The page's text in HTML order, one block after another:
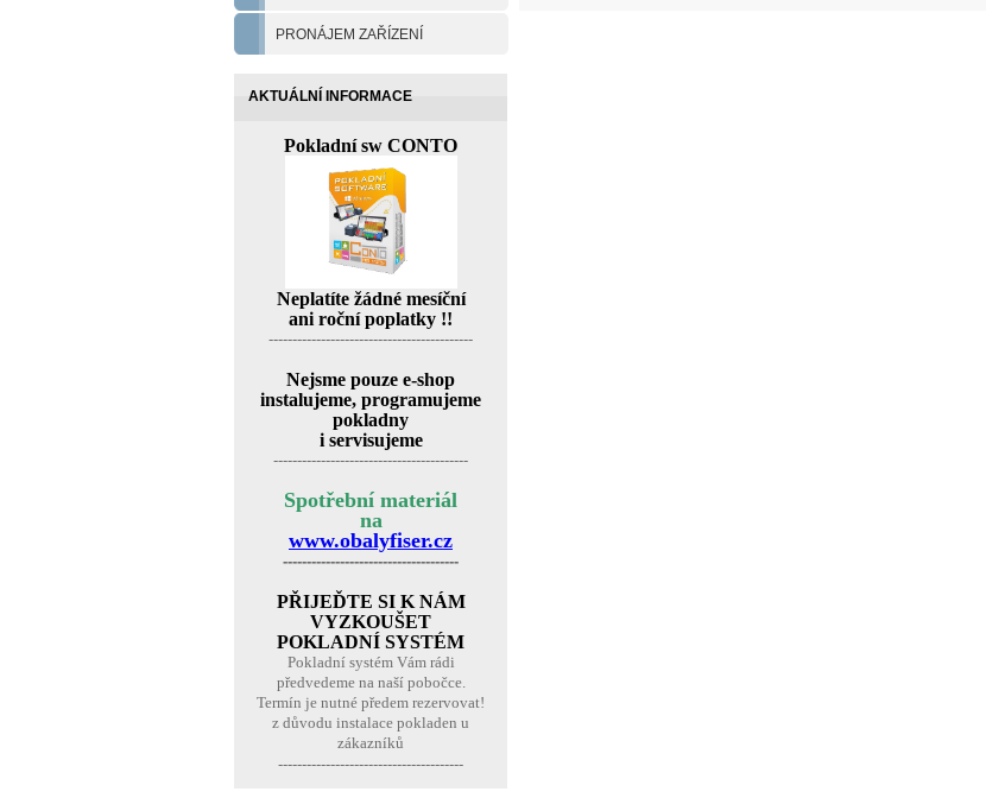
PRONÁJEM ZAŘÍZENÍ
AKTUÁLNÍ INFORMACE
Pokladní sw CONTO
Neplatíte žádné mesíční
ani roční poplatky !!
-------------------------------------------
Nejsme pouze e-shop
instalujeme, programujeme
pokladny
i servisujeme
-----------------------------------------
Spotřební materiál
na
www.obalyfiser.cz
-------------------------------------
PŘIJEĎTE SI K NÁM
VYZKOUŠET
POKLADNÍ SYSTÉM
Pokladní systém Vám rádi
předvedeme na naší pobočce.
Termín je nutné předem rezervovat!
z důvodu instalace pokladen u
zákazníků
---------------------------------------